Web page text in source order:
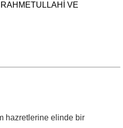
VE
hazretlerine elinde bir